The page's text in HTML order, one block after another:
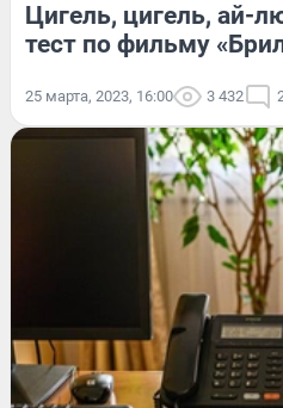
Цигель, цигель, ай-
тест по фильму
25 марта, 2023, 16:00 3 432